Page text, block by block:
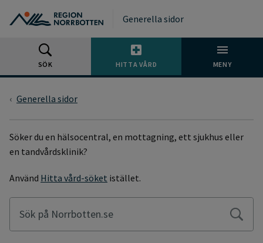
Generella sidor
SÖK HITTA VÅRD MENY
Generella sidor
SÖKSIDA
Söker du en hälsocentral, en mottagning, ett sjukhus eller
en tandvårdsklinik?
Använd Hitta vård-söket istället.
Sök på Norrbotten.se